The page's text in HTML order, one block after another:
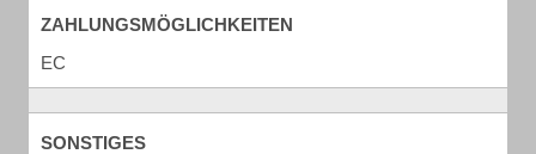
ZAHLUNGSMÖGLICHKEITEN
EC
SONSTIGES